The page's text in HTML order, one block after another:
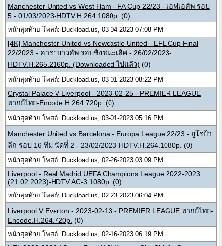
Manchester United vs West Ham - FA Cup 22/23 - เอฟเอคัพ รอบ
5 - 01/03/2023-HDTV.H.264.1080p. (0)
หน้าสุดท้าย โพสต์: Duckload.us, 03-04-2023 07:08 PM
[4K] Manchester United vs Newcastle United - EFL Cup Final
22/2023 - คาราบาวคัพ รอบชิงชนะเลิศ - 26/02/2023-
HDTV.H.265.2160p. (Downloaded ไปแล้ว) (0)
หน้าสุดท้าย โพสต์: Duckload.us, 03-01-2023 08:22 PM
Crystal Palace V Liverpool - 2023-02-25 - PREMIER LEAGUE
พากย์ไทย-Encode.H.264.720p. (0)
หน้าสุดท้าย โพสต์: Duckload.us, 03-01-2023 05:16 PM
Manchester United vs Barcelona - Europa League 22/23 - ยูโรป้า
ลีก รอบ 16 ทีม นัดที่ 2 - 23/02/2023-HDTV.H.264.1080p. (0)
หน้าสุดท้าย โพสต์: Duckload.us, 02-26-2023 03:09 PM
Liverpool - Real Madrid UEFA Champions League 2022-2023
(21.02.2023)-HDTV.AC-3.1080p. (0)
หน้าสุดท้าย โพสต์: Duckload.us, 02-23-2023 06:04 PM
Liverpool V Everton - 2023-02-13 - PREMIER LEAGUE พากย์ไทย-
Encode.H.264.720p. (0)
หน้าสุดท้าย โพสต์: Duckload.us, 02-16-2023 06:19 PM